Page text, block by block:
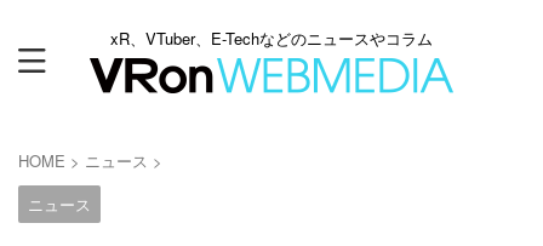
xR、VTuber、E-Techなどのニュースやコラム
HOME > ニュース >
ニュース